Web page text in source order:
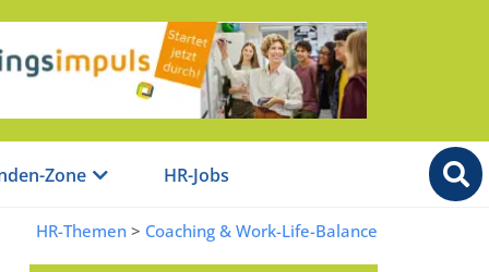
Zone HR-Jobs
HR-Themen > Coaching & Work-Life-Balance